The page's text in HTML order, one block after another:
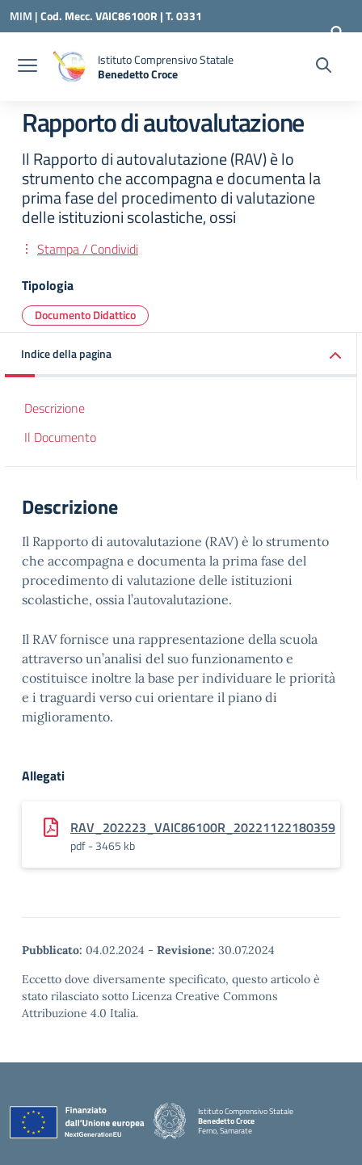
Vai ai contenuti
Vai al menu di navigazione
Vai al footer
MIM |Cod. Mecc. VAIC86100R | T. 0331
240260 | VAIC86100R@ISTRUZIONE.IT
Istituto Comprensivo Statale
Benedetto Croce
Rapporto di autovalutazione
Il Rapporto di autovalutazione (RAV) è lo
strumento che accompagna e documenta la
prima fase del procedimento di valutazione
delle istituzioni scolastiche, ossi
Stampa / Condividi
Tipologia
Documento Didattico
Indice della pagina
Descrizione
Il Documento
Descrizione
Il Rapporto di autovalutazione (RAV) è lo strumento
che accompagna e documenta la prima fase del
procedimento di valutazione delle istituzioni
scolastiche, ossia l’autovalutazione.
Il RAV fornisce una rappresentazione della scuola
attraverso un’analisi del suo funzionamento e
costituisce inoltre la base per individuare le priorità
e i traguardi verso cui orientare il piano di
miglioramento.
Allegati
RAV_202223_VAIC86100R_20221122180359
pdf - 3465 kb
Pubblicato: 04.02.2024 - Revisione: 30.07.2024
Eccetto dove diversamente specificato, questo articolo è
stato rilasciato sotto Licenza Creative Commons
Attribuzione 4.0 Italia.
Istituto Comprensivo Statale
Benedetto Croce
Ferno, Samarate